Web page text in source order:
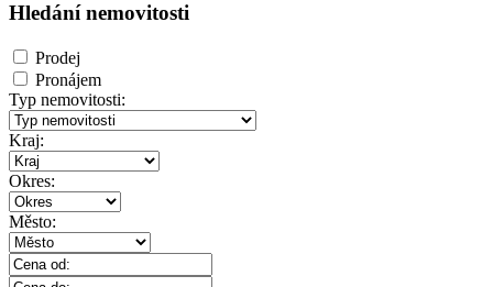
Hledání nemovitosti
Prodej
Pronájem
Typ nemovitosti:
Kraj:
Okres:
Město: